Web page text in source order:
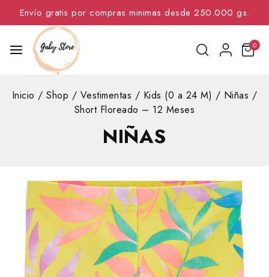
Envío gratis por compras minimas desde 250.000 gs.
0
Inicio / Shop / Vestimentas / Kids (0 a 24 M) / Niñas /
Short Floreado – 12 Meses
NIÑAS